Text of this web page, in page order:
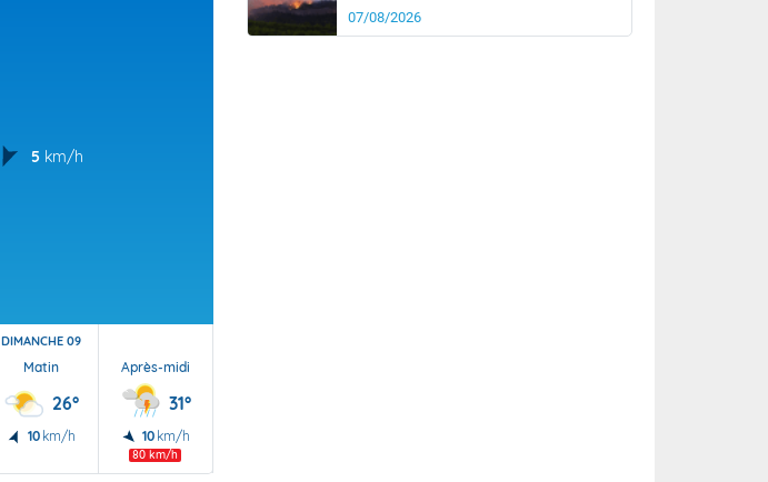
5 km/h
DIMANCHE 09
Matin
26°
10 km/h
Après-midi
31°
10 km/h
80 km/h
07/08/2026